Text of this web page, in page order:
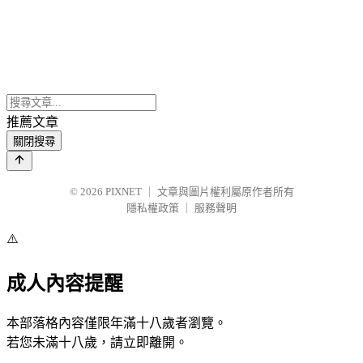
推薦文章
關閉搜尋
© 2026 PIXNET
文章與圖片權利屬原作者所有
隱私權政策
服務聲明
⚠️
成人內容提醒
本部落格內容僅限年滿十八歲者瀏覽。
若您未滿十八歲，請立即離開。